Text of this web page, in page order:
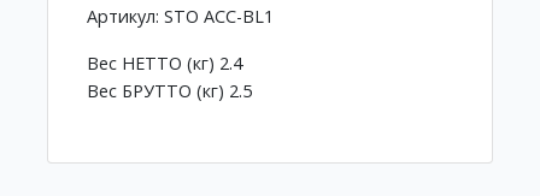
Артикул: STO ACC-BL1
Вес НЕТТО (кг) 2.4
Вес БРУТТО (кг) 2.5